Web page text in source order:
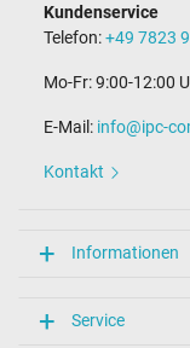
Kundenservice
Telefon:+49 7823
Mo-Fr: 9:00-12:00
E-Mail: info@ipc-
Kontakt
Informationen
Service